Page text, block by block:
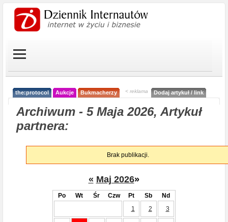
the:protocol Aukcje Bukmacherzy < reklama Dodaj artykuł / link
Archiwum - 5 Maja 2026, Artykuł
partnera:
Brak publikacji.
« Maj 2026»
Po Wt Śr Czw Pt Sb
Nd
1
2 3